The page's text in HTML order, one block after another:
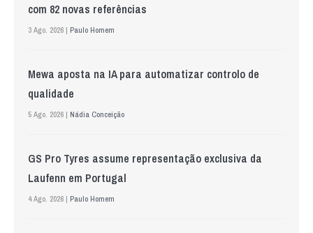
com 82 novas referências
3 Ago. 2026 | Paulo Homem
Mewa aposta na IA para automatizar controlo de
qualidade
5 Ago. 2026 | Nádia Conceição
GS Pro Tyres assume representação exclusiva da
Laufenn em Portugal
4 Ago. 2026 | Paulo Homem